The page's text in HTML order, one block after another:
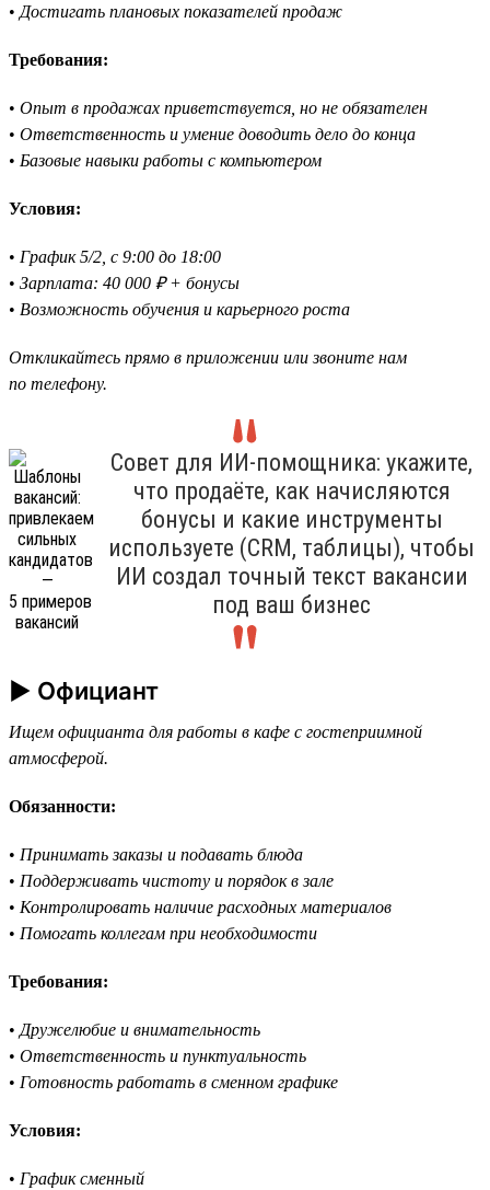
• Достигать плановых показателей продаж
Требования:
• Опыт в продажах приветствуется, но не обязателен
• Ответственность и умение доводить дело до конца
• Базовые навыки работы с компьютером
Условия:
• График 5/2, с 9:00 до 18:00
• Зарплата: 40 000 ₽ + бонусы
• Возможность обучения и карьерного роста
Откликайтесь прямо в приложении или звоните нам
по телефону.
Совет для ИИ-помощника: укажите,
что продаёте, как начисляются
бонусы и какие инструменты
используете (CRM, таблицы), чтобы
ИИ создал точный текст вакансии
под ваш бизнес
► Официант
Ищем официанта для работы в кафе с гостеприимной
атмосферой.
Обязанности:
• Принимать заказы и подавать блюда
• Поддерживать чистоту и порядок в зале
• Контролировать наличие расходных материалов
• Помогать коллегам при необходимости
Требования:
• Дружелюбие и внимательность
• Ответственность и пунктуальность
• Готовность работать в сменном графике
Условия:
• График сменный